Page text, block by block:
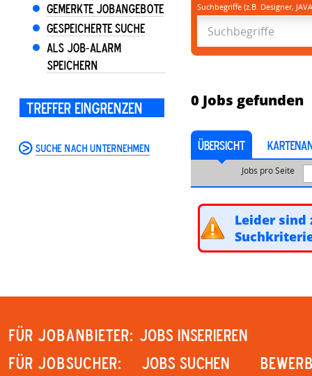
Suchbegriffe (z.B. Designer,
0 Jobs gefunden
ÜBERSICHT
Jobs pro Seite
Gemerkte Jobangebote
Gespeicherte Suche
Als Job-Alarm
speichern
Treffer eingrenzen
Suche nach Unternehmen
Leider sind
Für Jobanbieter: JOBS INSERIEREN
Für Jobsucher:
JOBS SUCHEN